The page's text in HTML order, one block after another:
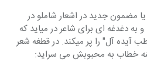
مضمون جدید در اشعار شاملو در
به دغدغه ای برای شاعر در میاید که
آیده آل" را پر میکند. در قطغه شعر
خطاب به محبوبش می سراید: